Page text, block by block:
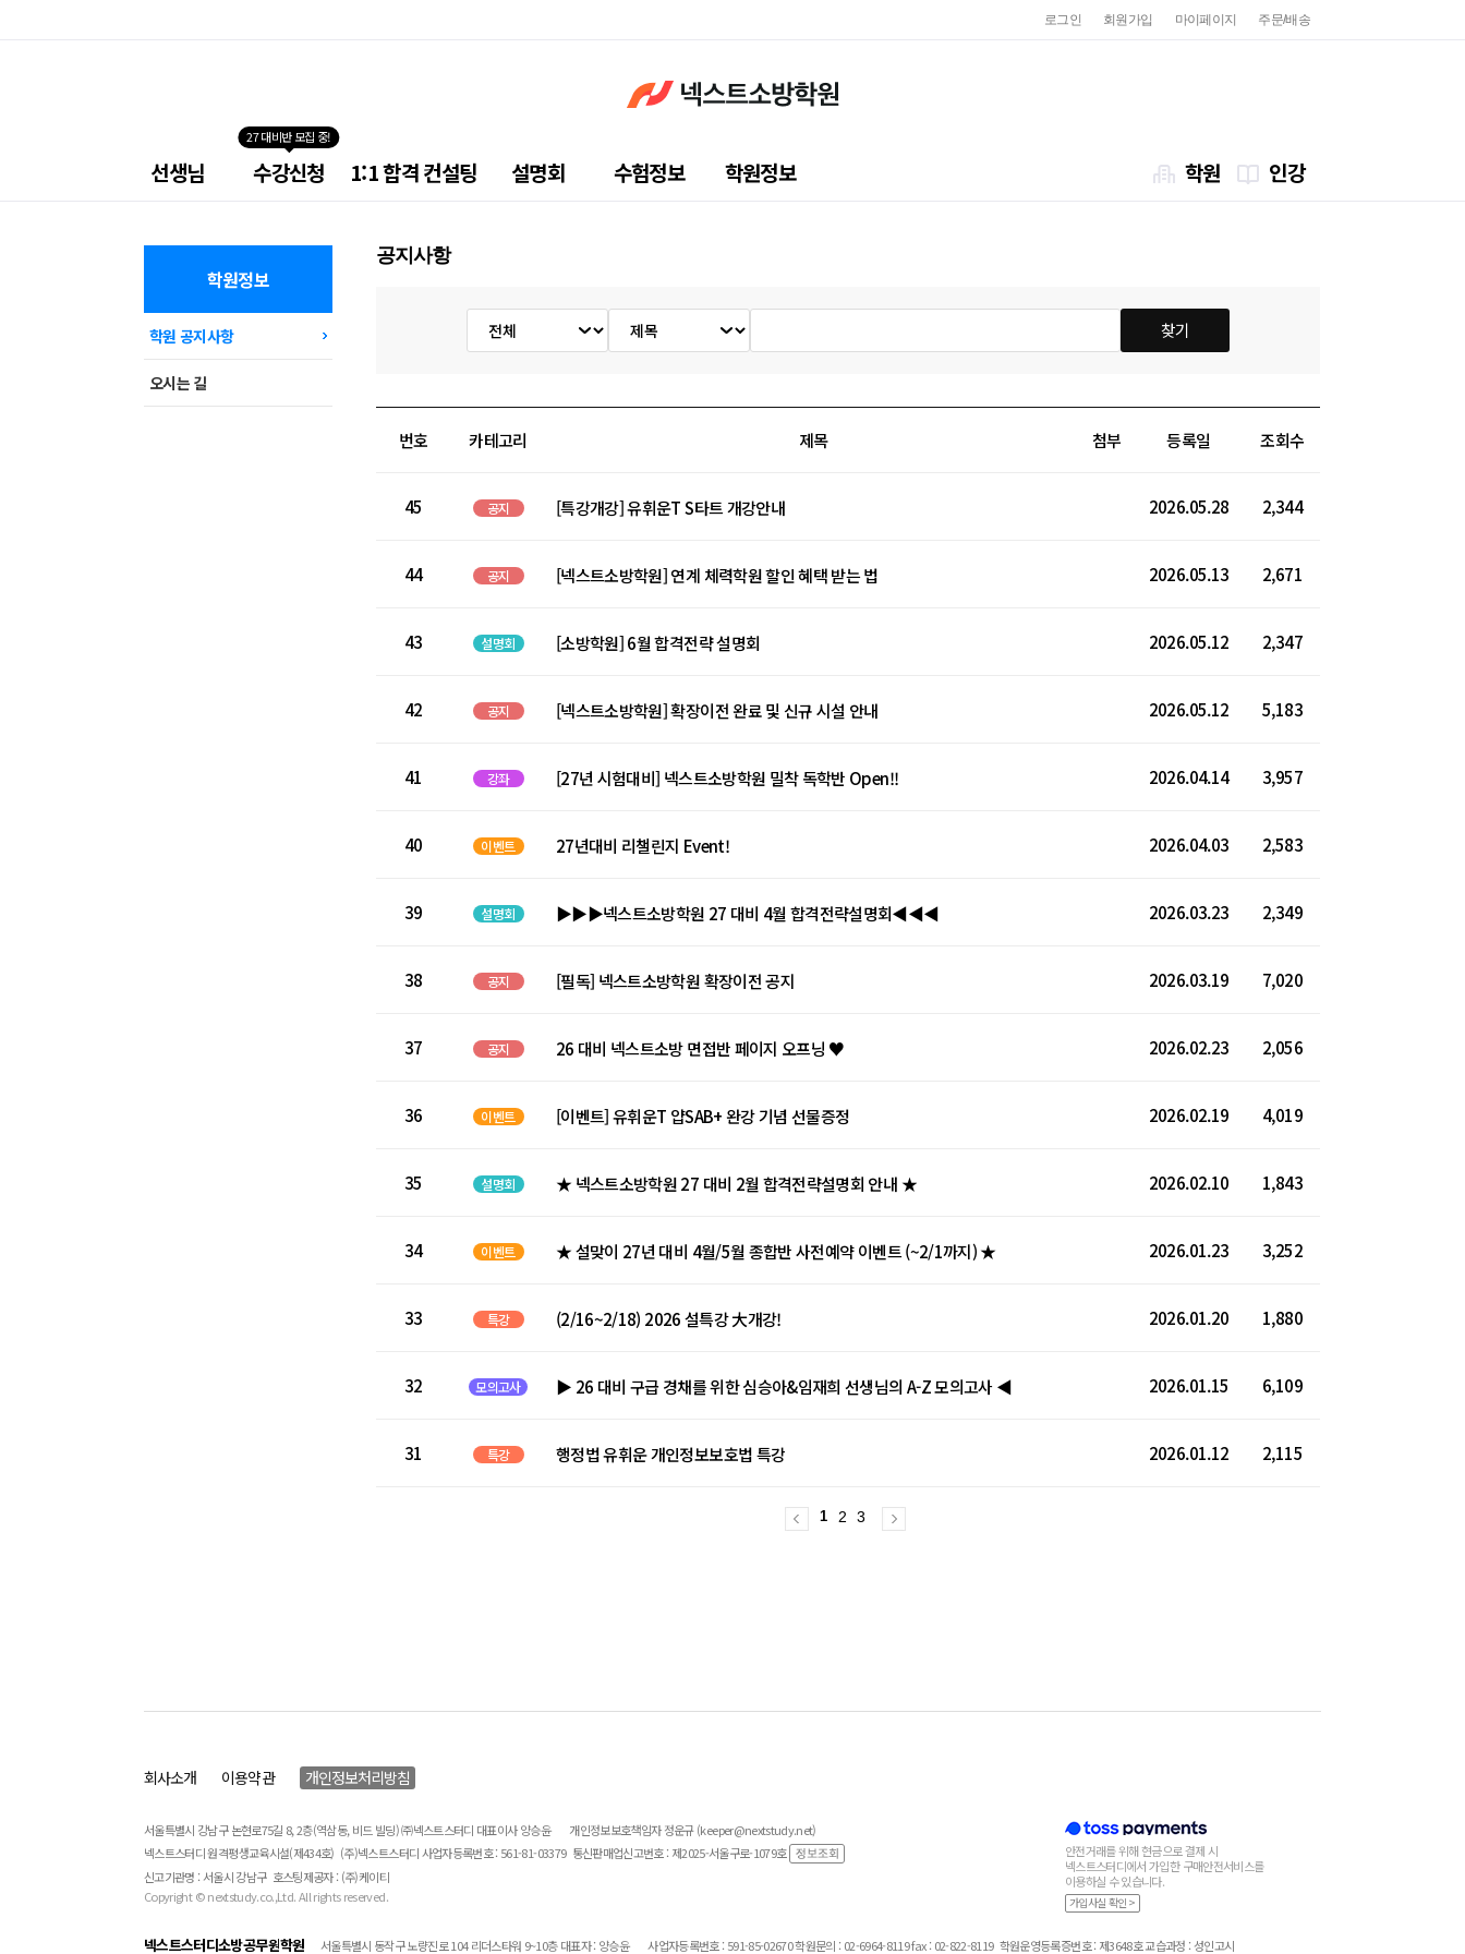
로그인 회원가입 마이페이지 주문/배송
선생님
27 대비반 모집 중!
수강신청 1:1 합격 컨설팅 설명회 수험정보 학원정보 학원 인강
학원정보
학원 공지사항
오시는 길
공지사항
찾기
번호 카테고리 제목 첨부 등록일 조회수
45 공지 [특강개강] 유휘운T S타트 개강안내 2026.05.28 2,344
44 공지 [넥스트소방학원] 연계 체력학원 할인 혜택 받는 법 2026.05.13 2,671
43 설명회 [소방학원] 6월 합격전략 설명회 2026.05.12 2,347
42 공지 [넥스트소방학원] 확장이전 완료 및 신규 시설 안내 2026.05.12 5,183
41 강좌 [27년 시험대비] 넥스트소방학원 밀착 독학반 Open!! 2026.04.14 3,957
40 이벤트 27년대비 리챌린지 Event! 2026.04.03 2,583
39 설명회 ▶▶▶넥스트소방학원 27 대비 4월 합격전략설명회◀◀◀ 2026.03.23 2,349
38 공지 [필독] 넥스트소방학원 확장이전 공지 2026.03.19 7,020
37 공지 26 대비 넥스트소방 면접반 페이지 오프닝 ♥ 2026.02.23 2,056
36 이벤트 [이벤트] 유휘운T 얍SAB+ 완강 기념 선물증정 2026.02.19 4,019
35 설명회 ★ 넥스트소방학원 27 대비 2월 합격전략설명회 안내 ★ 2026.02.10 1,843
34 이벤트 ★ 설맞이 27년 대비 4월/5월 종합반 사전예약 이벤트 (~2/1까지) ★ 2026.01.23 3,252
33 특강 (2/16~2/18) 2026 설특강 大개강! 2026.01.20 1,880
32 모의고사 ▶ 26 대비 구급 경채를 위한 심승아&임재희 선생님의 A-Z 모의고사 ◀ 2026.01.15 6,109
31 특강 행정법 유휘운 개인정보보호법 특강 2026.01.12 2,115
1 2 3
회사소개 이용약관 개인정보처리방침
서울특별시 강남구 논현로75길 8, 2층(역삼동, 비드 빌딩) ㈜넥스트스터디 대표이사 양승윤
개인정보보호책임자 정운규 (keeper@nextstudy.net)
넥스트스터디 원격평생교육시설(제434호) (주)넥스트스터디 사업자등록번호 : 561-81-03379 통신판매업신고번호 : 제2025-서울구로-1079호
신고기관명 : 서울시 강남구 호스팅제공자 : (주)케이티
Copyright © nextstudy.co.,Ltd. All rights reserved.
안전거래를 위해 현금으로 결제 시
넥스트스터디에서 가입한 구매안전서비스를
이용하실 수 있습니다.
가입사실 확인 >
넥스트스터디소방공무원학원 서울특별시 동작구 노량진로 104 리더스타워 9~10층 대표자 : 양승윤 사업자등록번호 : 591-85-02670 학원문의 : 02-6964-8119 fax : 02-822-8119 학원운영등록증번호 : 제3648호 교습과정 : 성인고시